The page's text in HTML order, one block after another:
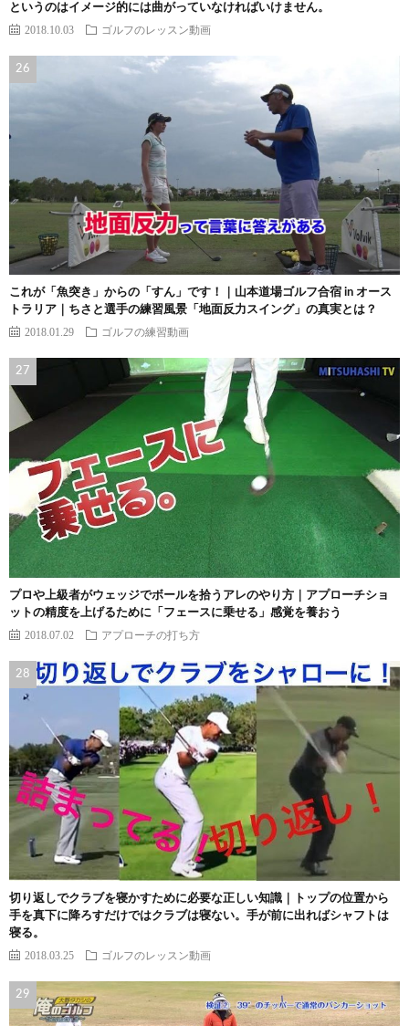
というのはイメージ的には曲がっていなければいけません。
2018.10.03 ゴルフのレッスン動画
これが「魚突き」からの「すん」です！｜山本道場ゴルフ合宿 in オース
トラリア｜ちさと選手の練習風景「地面反力スイング」の真実とは？
2018.01.29 ゴルフの練習動画
プロや上級者がウェッジでボールを拾うアレのやり方｜アプローチショ
ットの精度を上げるために「フェースに乗せる」感覚を養おう
2018.07.02 アプローチの打ち方
切り返しでクラブを寝かすために必要な正しい知識｜トップの位置から
手を真下に降ろすだけではクラブは寝ない。手が前に出ればシャフトは
寝る。
2018.03.25 ゴルフのレッスン動画